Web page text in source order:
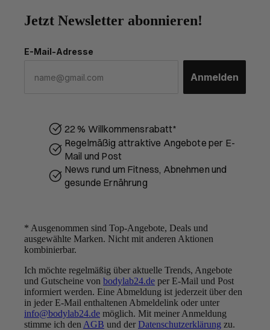
Jetzt Newsletter abonnieren!
E-Mail-Adresse
Anmelden
22 % Willkommensrabatt*
Regelmäßig attraktive Angebote per E-
Mail und Post
News rund um Fitness, Abnehmen und
gesunde Ernährung
* Ausgenommen sind Top-Angebote, Deals und
ausgewählte Marken. Nicht mit anderen Aktionen
kombinierbar.
Ich möchte regelmäßig über aktuelle Trends, Angebote
und Gutscheine von bodylab24.de per E-Mail und Post
informiert werden. Eine Abmeldung ist jederzeit über den
in jeder E-Mail enthaltenen Abmeldelink oder unter
info@bodylab24.de möglich. Mit meiner Anmeldung
stimme ich den AGB und der Datenschutzerklärung zu.
UNSER VERSPRECHEN:
BESTE QUALITÄT ZU
FAIREN PREISEN
Folge uns